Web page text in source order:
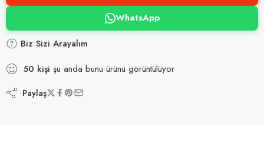
WhatsApp
Biz Sizi Arayalım
50 kişi şu anda bunu ürünü görüntülüyor
Paylaş